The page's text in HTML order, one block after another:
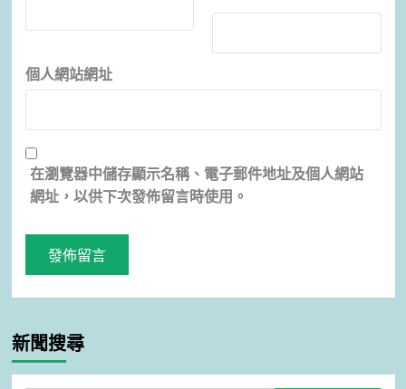
個人網站網址
在瀏覽器中儲存顯示名稱、電子郵件地址及個人網站
網址，以供下次發佈留言時使用。
新聞搜尋